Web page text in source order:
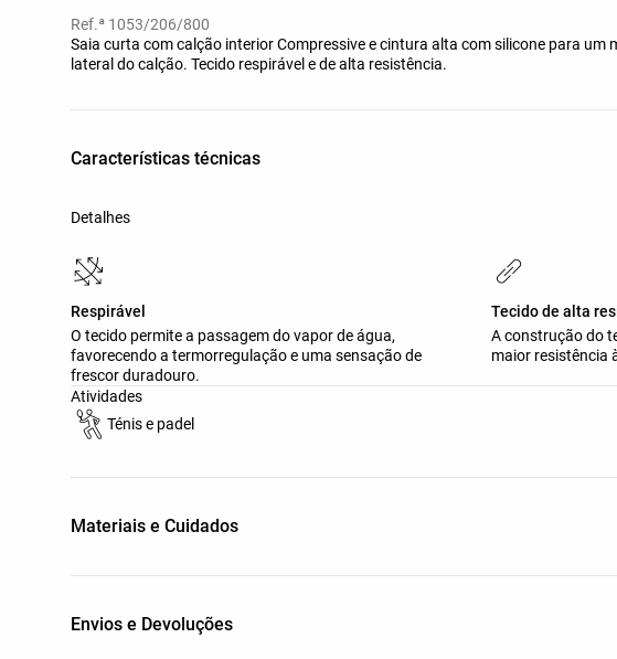
Ref.ª 1053/206/800
Saia curta com calção interior Compressive e cintura alta com silicone para um
lateral do calção. Tecido respirável e de alta resistência.
Características técnicas
Detalhes
Respirável
O tecido permite a passagem do vapor de água,
favorecendo a termorregulação e uma sensação de
frescor duradouro.
Tecido de alta
A construção do
maior resistência
Atividades
Ténis e padel
Materiais e Cuidados
Envios e Devoluções